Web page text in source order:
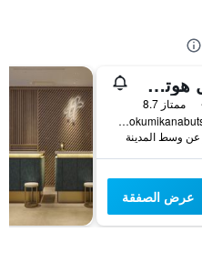
أورينتال هوتل كيوتو روكوجو
ممتاز 8.7
181 Bokumikanabutsu-cho, كيوتو, اليابان
عرض الصفقة